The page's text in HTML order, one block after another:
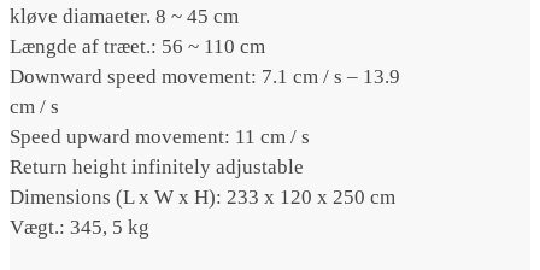
kløve diamaeter. 8 ~ 45 cm
Længde af træet.: 56 ~ 110 cm
Downward speed movement: 7.1 cm / s – 13.9
cm / s
Speed ​​upward movement: 11 cm / s
Return height infinitely adjustable
Dimensions (L x W x H): 233 x 120 x 250 cm
Vægt.: 345, 5 kg